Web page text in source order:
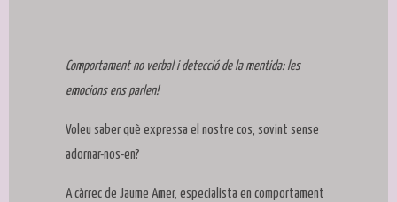
Comportament no verbal i detecció de la mentida: les
emocions ens parlen!
Voleu saber què expressa el nostre cos, sovint sense
adornar-nos-en?
A càrrec de Jaume Amer, especialista en comportament